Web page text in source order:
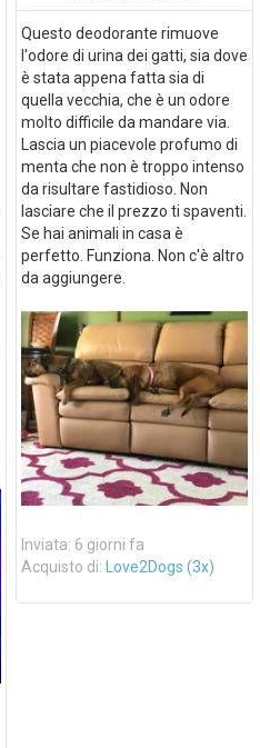
Questo deodorante rimuove
l'odore di urina dei gatti, sia dove
è stata appena fatta sia di
quella vecchia, che è un odore
molto difficile da mandare via.
Lascia un piacevole profumo di
menta che non è troppo intenso
da risultare fastidioso. Non
lasciare che il prezzo ti spaventi.
Se hai animali in casa è
perfetto. Funziona. Non c'è altro
da aggiungere.
Inviata: 6 giorni fa
Acquisto di:
Love2Dogs (3x)